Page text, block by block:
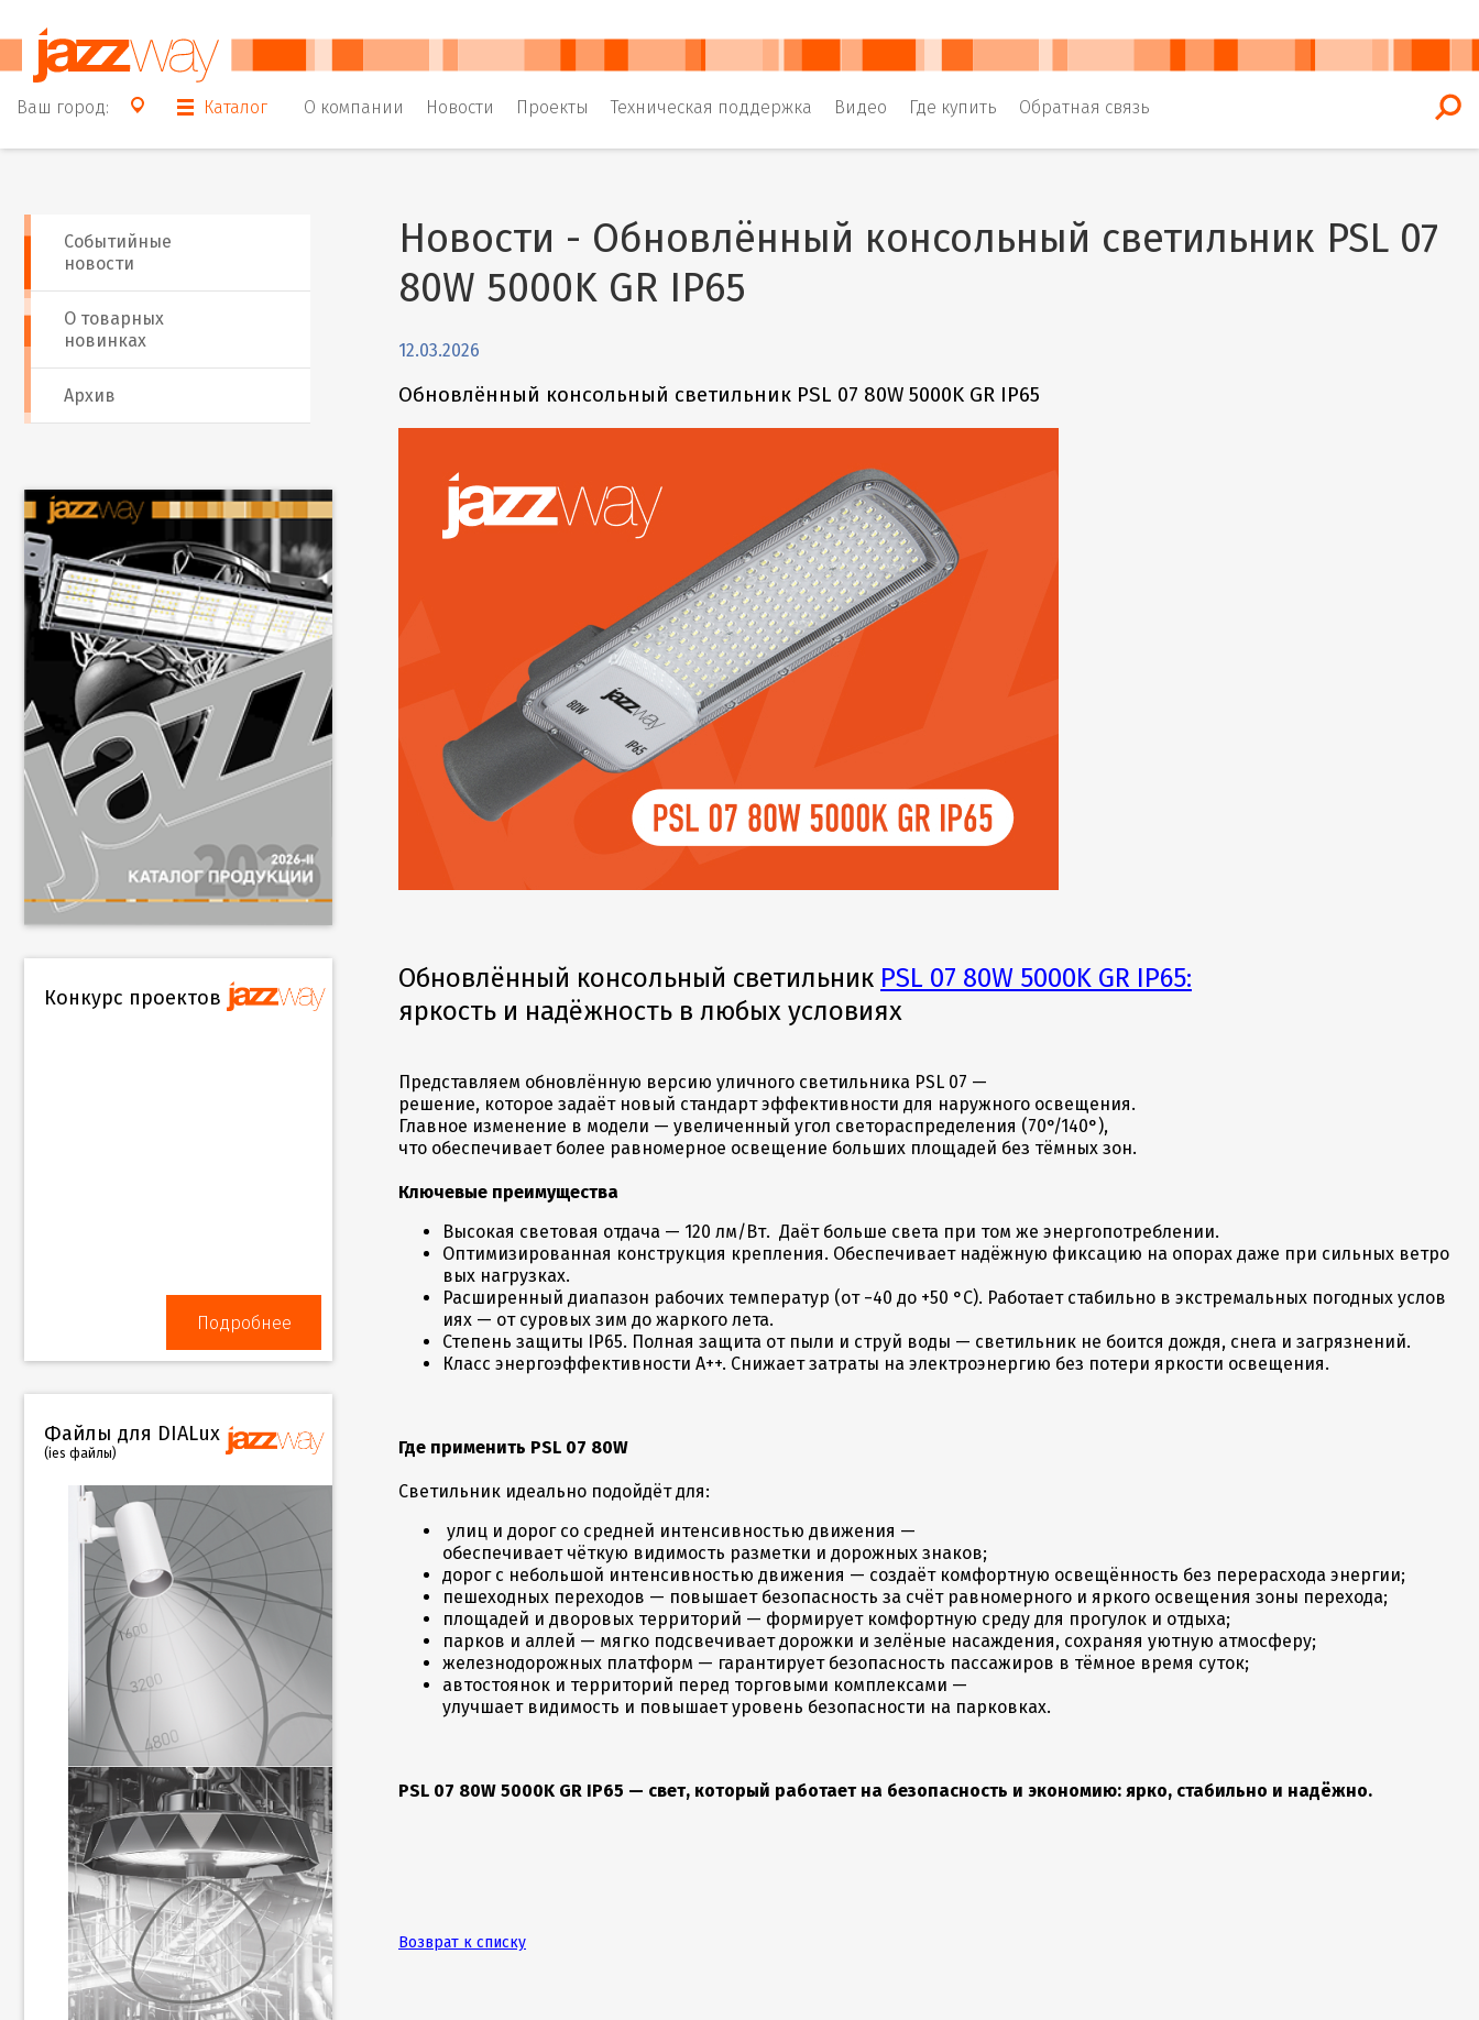
Ваш город: Каталог О компании Новости Проекты Техническая поддержка Видео Где купить Обратная связь
Событийные
новости
О товарных
новинках
Архив
Конкурс проектов
Подробнее
Файлы для DIALux
(ies файлы)
Новости - Обновлённый консольный светильник PSL 07
80W 5000K GR IP65
12.03.2026
Обновлённый консольный светильник PSL 07 80W 5000K GR IP65
Обновлённый консольный светильник PSL 07 80W 5000K GR IP65:
яркость и надёжность в любых условиях
Представляем обновлённую версию уличного светильника PSL 07 —
решение, которое задаёт новый стандарт эффективности для наружного освещения.
Главное изменение в модели — увеличенный угол светораспределения (70°/140°),
что обеспечивает более равномерное освещение больших площадей без тёмных зон.
Ключевые преимущества
Высокая световая отдача — 120 лм/Вт. Даёт больше света при том же энергопотреблении.
Оптимизированная конструкция крепления. Обеспечивает надёжную фиксацию на опорах даже при сильных ветро
вых нагрузках.
Расширенный диапазон рабочих температур (от −40 до +50 °С). Работает стабильно в экстремальных погодных услов
иях — от суровых зим до жаркого лета.
Степень защиты IP65. Полная защита от пыли и струй воды — светильник не боится дождя, снега и загрязнений.
Класс энергоэффективности А++. Снижает затраты на электроэнергию без потери яркости освещения.
Где применить PSL 07 80W
Светильник идеально подойдёт для:
улиц и дорог со средней интенсивностью движения —
обеспечивает чёткую видимость разметки и дорожных знаков;
дорог с небольшой интенсивностью движения — создаёт комфортную освещённость без перерасхода энергии;
пешеходных переходов — повышает безопасность за счёт равномерного и яркого освещения зоны перехода;
площадей и дворовых территорий — формирует комфортную среду для прогулок и отдыха;
парков и аллей — мягко подсвечивает дорожки и зелёные насаждения, сохраняя уютную атмосферу;
железнодорожных платформ — гарантирует безопасность пассажиров в тёмное время суток;
автостоянок и территорий перед торговыми комплексами —
улучшает видимость и повышает уровень безопасности на парковках.
PSL 07 80W 5000K GR IP65 — свет, который работает на безопасность и экономию: ярко, стабильно и надёжно.
Возврат к списку